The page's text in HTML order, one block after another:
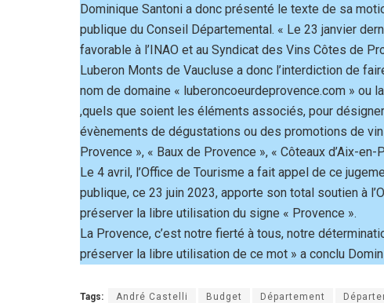
Dominique Santoni a donc présenté le texte de sa
publique du Conseil Départemental. « Le 23 janvier
favorable à l’INAO et au Syndicat des Vins Côtes de
Luberon Monts de Vaucluse a donc l’interdiction de
nom de domaine « luberoncoeurdeprovence.com » ou
,quels que soient les éléments associés, pour
évènements de dégustations ou des promotions de
Provence », « Baux de Provence », « Côteaux d’Aix-
Le 4 avril, l’Office de Tourisme a fait appel de ce
publique, ce 23 juin 2023, apporte son total soutien à
préserver la libre utilisation du signe « Provence ».
La Provence, c’est notre fierté à tous, notre
préserver la libre utilisation de ce mot » a conclu
Tags: André Castelli Budget Département